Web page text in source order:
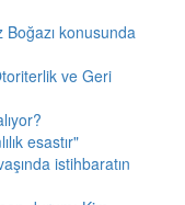
konusunda
ve Geri
esastır"
istihbaratın